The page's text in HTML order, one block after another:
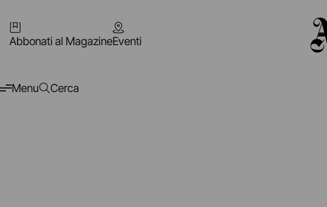
Abbonati al MagazineEventi
Menu Cerca